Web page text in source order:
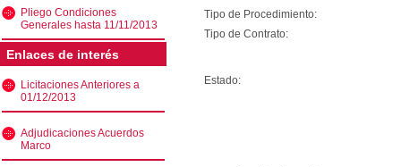
Pliego Condiciones
Generales hasta 11/11/2013
Enlaces de interés
Licitaciones Anteriores a
01/12/2013
Adjudicaciones Acuerdos
Marco
Tipo de Procedimiento:
Tipo de Contrato:
Estado: